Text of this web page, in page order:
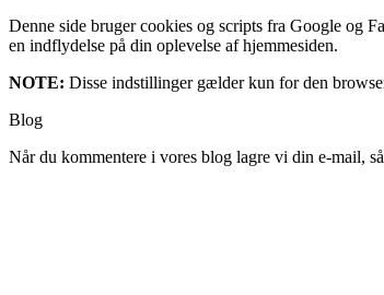
Denne side bruger cookies og scripts fra Google og
en indflydelse på din oplevelse af hjemmesiden.
NOTE: Disse indstillinger gælder kun for den
Blog
Når du kommentere i vores blog lagre vi din e-mail,